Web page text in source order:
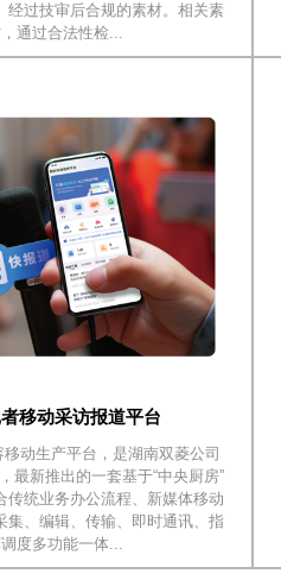
经过技审后合规的素材。相关素
通过合法性检...
移动采访报道平台
移动生产平台，是湖南双菱公司
最新推出的一套基于“中央厨房”
传统业务办公流程、新媒体移动
集、编辑、传输、即时通讯、指
度多功能一体...